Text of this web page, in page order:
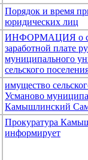
Порядок и время
юридических лиц
ИНФОРМАЦИЯ о
заработной плате
муниципального
сельского
имущество
Усманово
Камышлинский
Прокуратура
информирует